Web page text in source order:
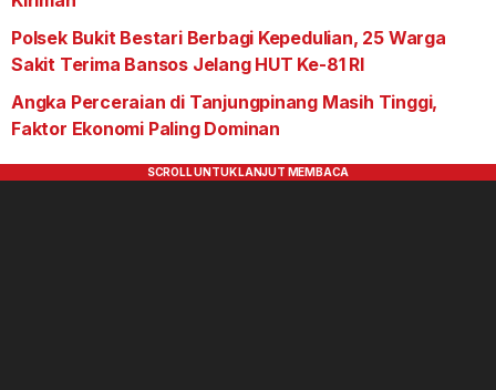
Polsek Bukit Bestari Berbagi Kepedulian, 25 Warga
Sakit Terima Bansos Jelang HUT Ke-81 RI
Angka Perceraian di Tanjungpinang Masih Tinggi,
Faktor Ekonomi Paling Dominan